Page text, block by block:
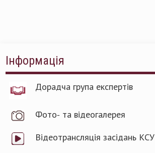
Інформація
Дорадча група експертів
Фото- та відеогалерея
Відеотрансляція засідань КСУ